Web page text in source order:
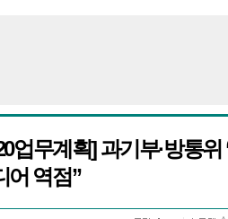
업무계획] 과기부·방통위
어 역점”